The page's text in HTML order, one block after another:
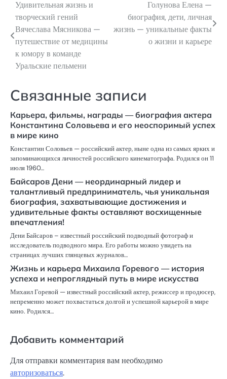
Навигация
по
записям
Удивительная жизнь и
творческий гений
Вячеслава Мясникова —
путешествие от медицины
к юмору в команде
Уральские пельмени
Голунова Елена —
биография, дети, личная
жизнь — уникальные факты
о жизни и карьере
Связанные записи
Карьера, фильмы, награды — биография актера
Константина Соловьева и его неоспоримый успех
в мире кино
Константин Соловьев — российский актер, ныне одна из самых ярких и
запоминающихся личностей российского кинематографа. Родился он 11
июля 1960…
Байсаров Дени — неординарный лидер и
талантливый предприниматель, чья уникальная
биография, захватывающие достижения и
удивительные факты оставляют восхищенные
впечатления!
Дени Байсаров – известный российский подводный фотограф и
исследователь подводного мира. Его работы можно увидеть на
страницах лучших глянцевых журналов…
Жизнь и карьера Михаила Горевого — история
успеха и непроглядный путь в мире искусства
Михаил Горевой — известный российский актер, режиссер и продюсер,
непременно может похвастаться долгой и успешной карьерой в мире
кино. Родился…
Добавить комментарий
Для отправки комментария вам необходимо
авторизоваться.